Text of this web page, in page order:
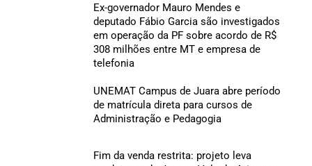
Ex-governador Mauro Mendes e
deputado Fábio Garcia são investigados
em operação da PF sobre acordo de R$
308 milhões entre MT e empresa de
telefonia
UNEMAT Campus de Juara abre período
de matrícula direta para cursos de
Administração e Pedagogia
Fim da venda restrita: projeto leva